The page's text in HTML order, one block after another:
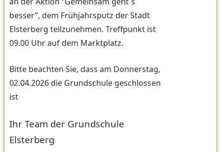
besser”, dem Frühjahrsputz der Stadt
Elsterberg teilzunehmen. Treffpunkt ist
09.00 Uhr auf dem Marktplatz.
Bitte beachten Sie, dass am Donnerstag,
02.04.2026 die Grundschule geschlossen
ist
Ihr Team der Grundschule
Elsterberg